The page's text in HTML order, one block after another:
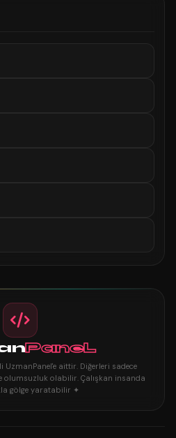
PaneL
UzmanPanel'e aittir. Diğerleri sadece
olumsuzluk olabilir. Çalışkan insanda
gölge yaratabilir ✦